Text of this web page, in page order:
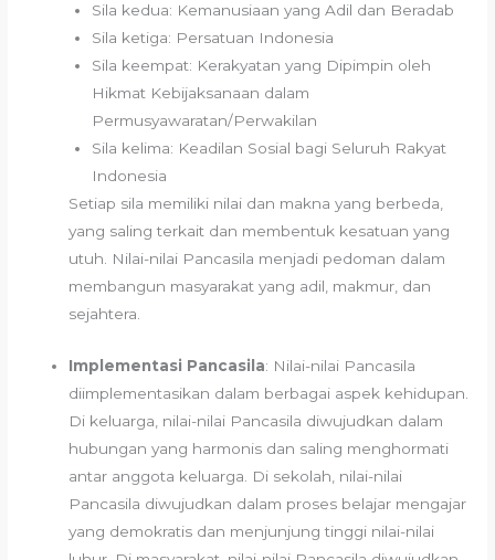
Sila kedua: Kemanusiaan yang Adil dan Beradab
Sila ketiga: Persatuan Indonesia
Sila keempat: Kerakyatan yang Dipimpin oleh
Hikmat Kebijaksanaan dalam
Permusyawaratan/Perwakilan
Sila kelima: Keadilan Sosial bagi Seluruh Rakyat
Indonesia
Setiap sila memiliki nilai dan makna yang berbeda,
yang saling terkait dan membentuk kesatuan yang
utuh. Nilai-nilai Pancasila menjadi pedoman dalam
membangun masyarakat yang adil, makmur, dan
sejahtera.
Implementasi Pancasila: Nilai-nilai Pancasila
diimplementasikan dalam berbagai aspek kehidupan.
Di keluarga, nilai-nilai Pancasila diwujudkan dalam
hubungan yang harmonis dan saling menghormati
antar anggota keluarga. Di sekolah, nilai-nilai
Pancasila diwujudkan dalam proses belajar mengajar
yang demokratis dan menjunjung tinggi nilai-nilai